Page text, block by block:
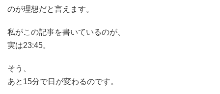
のが理想だと言えます。
私がこの記事を書いているのが、
実は23:45。
そう、
あと15分で日が変わるのです。